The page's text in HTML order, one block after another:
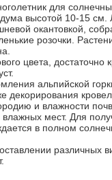
для
высотой 10-15 см.
окантовкой,
розочки.
цвета, достаточно
альпийской
декорирования
и влажности
влажных мест. Для
в полном
различных